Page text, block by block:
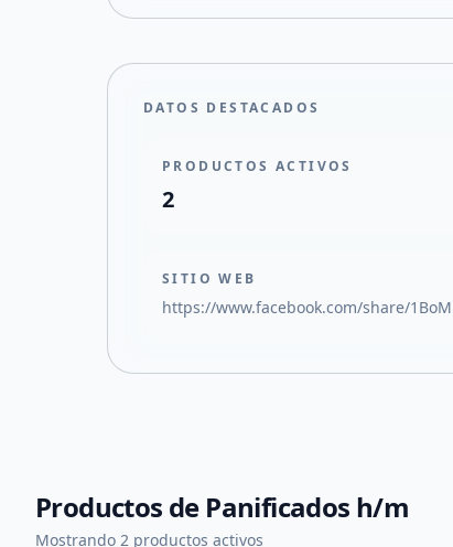
DATOS DESTACADOS
PRODUCTOS ACTIVOS
2
SITIO WEB
Productos de Panificados h/m
Mostrando 2 productos activos